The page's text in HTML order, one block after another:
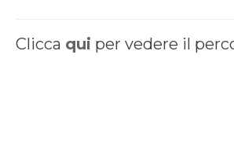
Clicca qui per vedere il